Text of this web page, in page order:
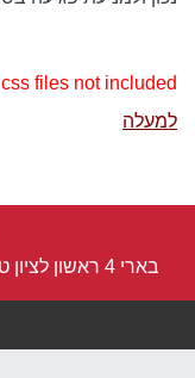
files not included
למעלה
בארי 4 ראשון לציון טל: